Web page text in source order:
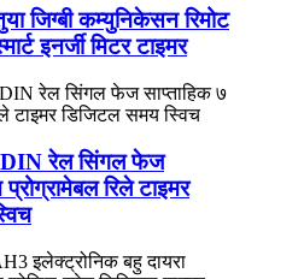
जिग्बी कम्युनिकेसन रिमोट
इनर्जी मिटर टाइमर
रेल सिंगल फेज
रिले टाइमर